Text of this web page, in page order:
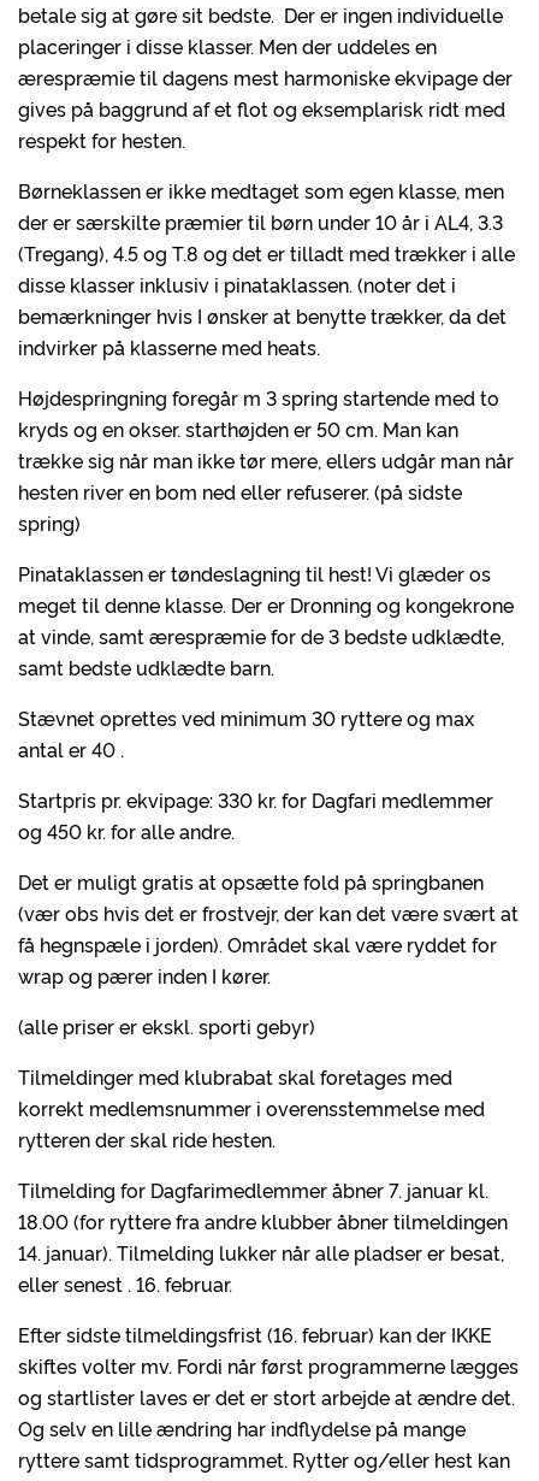
betale sig at gøre sit bedste. Der er ingen individuelle
placeringer i disse klasser. Men der uddeles en
ærespræmie til dagens mest harmoniske ekvipage der
gives på baggrund af et flot og eksemplarisk ridt med
respekt for hesten.
Børneklassen er ikke medtaget som egen klasse, men
der er særskilte præmier til børn under 10 år i AL4, 3.3
(Tregang), 4.5 og T.8 og det er tilladt med trækker i alle
disse klasser inklusiv i pinataklassen. (noter det i
bemærkninger hvis I ønsker at benytte trækker, da det
indvirker på klasserne med heats.
Højdespringning foregår m 3 spring startende med to
kryds og en okser. starthøjden er 50 cm. Man kan
trække sig når man ikke tør mere, ellers udgår man når
hesten river en bom ned eller refuserer. (på sidste
spring)
Pinataklassen er tøndeslagning til hest! Vi glæder os
meget til denne klasse. Der er Dronning og kongekrone
at vinde, samt ærespræmie for de 3 bedste udklædte,
samt bedste udklædte barn.
Stævnet oprettes ved minimum 30 ryttere og max
antal er 40 .
Startpris pr. ekvipage: 330 kr. for Dagfari medlemmer
og 450 kr. for alle andre.
Det er muligt gratis at opsætte fold på springbanen
(vær obs hvis det er frostvejr, der kan det være svært at
få hegnspæle i jorden). Området skal være ryddet for
wrap og pærer inden I kører.
(alle priser er ekskl. sporti gebyr)
Tilmeldinger med klubrabat skal foretages med
korrekt medlemsnummer i overensstemmelse med
rytteren der skal ride hesten.
Tilmelding for Dagfarimedlemmer åbner 7. januar kl.
18.00 (for ryttere fra andre klubber åbner tilmeldingen
14. januar). Tilmelding lukker når alle pladser er besat,
eller senest . 16. februar.
Efter sidste tilmeldingsfrist (16. februar) kan der IKKE
skiftes volter mv. Fordi når først programmerne lægges
og startlister laves er det er stort arbejde at ændre det.
Og selv en lille ændring har indflydelse på mange
ryttere samt tidsprogrammet. Rytter og/eller hest kan